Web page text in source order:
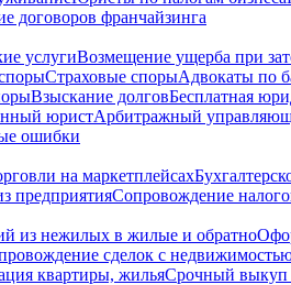
договоров франчайзинга
услугиВозмещение ущерба при
Страховые спорыАдвокаты по
Взыскание долговБесплатная
юристАрбитражный
ошибки
на маркетплейсах
предприятияСопровождение
из нежилых в жилые и обратно
сделок с
квартиры, жильяСрочный выкуп